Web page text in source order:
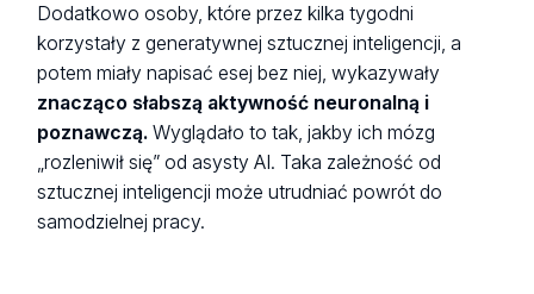
Dodatkowo osoby, które przez kilka tygodni
korzystały z generatywnej sztucznej inteligencji, a
potem miały napisać esej bez niej, wykazywały
znacząco słabszą aktywność neuronalną i
poznawczą. Wyglądało to tak, jakby ich mózg
„rozleniwił się” od asysty AI. Taka zależność od
sztucznej inteligencji może utrudniać powrót do
samodzielnej pracy.